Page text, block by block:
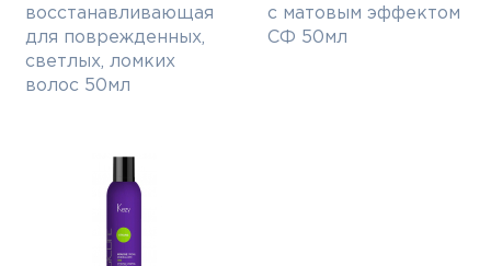
восстанавливающая
для поврежденных,
светлых, ломких
волос 50мл
с матовым эффектом
СФ 50мл